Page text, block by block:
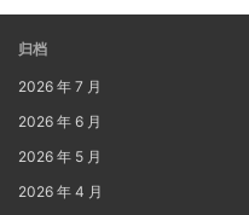
归档
2026 年 7 月
2026 年 6 月
2026 年 5 月
2026 年 4 月